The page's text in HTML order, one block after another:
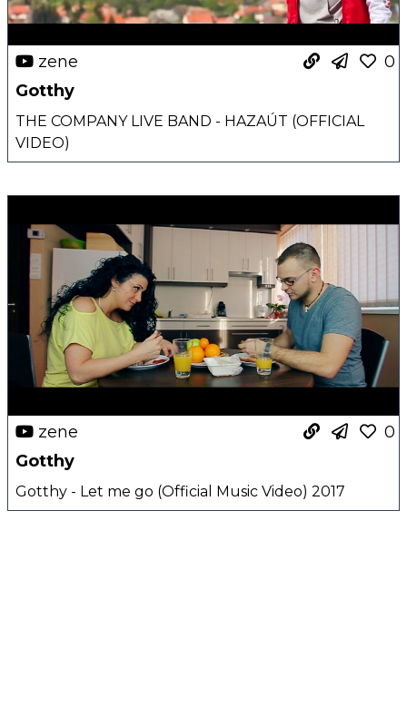
zene
0
Gotthy
THE COMPANY LIVE BAND - HAZAÚT (OFFICIAL
VIDEO)
zene
0
Gotthy
Gotthy - Let me go (Official Music Video) 2017